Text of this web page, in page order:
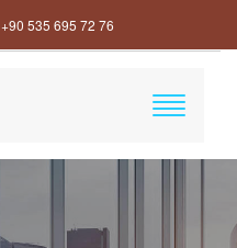
+90 535 695 72 76